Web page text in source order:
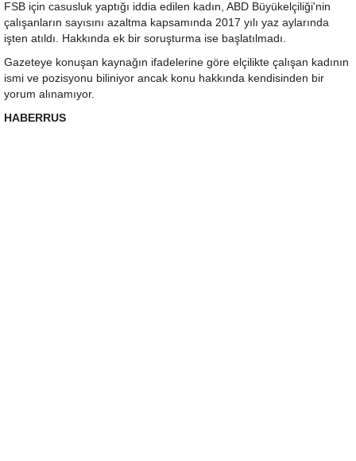
FSB için casusluk yaptığı iddia edilen kadın, ABD Büyükelçiliği'nin
çalışanların sayısını azaltma kapsamında 2017 yılı yaz aylarında
işten atıldı. Hakkında ek bir soruşturma ise başlatılmadı.
Gazeteye konuşan kaynağın ifadelerine göre elçilikte çalışan kadının
ismi ve pozisyonu biliniyor ancak konu hakkında kendisinden bir
yorum alınamıyor.
HABERRUS